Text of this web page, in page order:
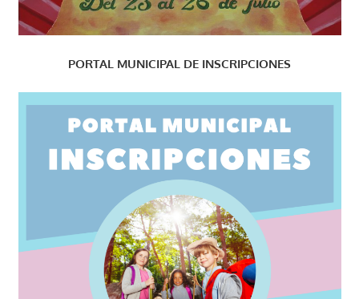
PORTAL MUNICIPAL DE INSCRIPCIONES